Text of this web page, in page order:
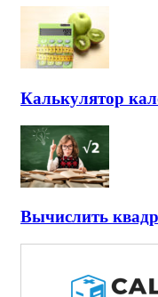
Калькулятор
Вычислить